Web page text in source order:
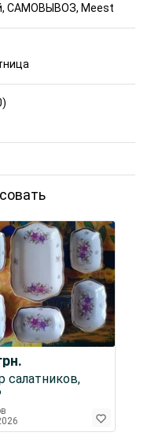
САМОВЫВОЗ, Meest
)
салатников,